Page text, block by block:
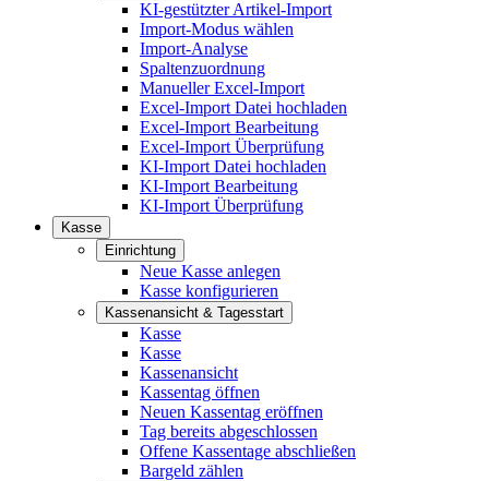
KI-gestützter Artikel-Import
Import-Modus wählen
Import-Analyse
Spaltenzuordnung
Manueller Excel-Import
Excel-Import Datei hochladen
Excel-Import Bearbeitung
Excel-Import Überprüfung
KI-Import Datei hochladen
KI-Import Bearbeitung
KI-Import Überprüfung
Kasse
Einrichtung
Neue Kasse anlegen
Kasse konfigurieren
Kassenansicht & Tagesstart
Kasse
Kasse
Kassenansicht
Kassentag öffnen
Neuen Kassentag eröffnen
Tag bereits abgeschlossen
Offene Kassentage abschließen
Bargeld zählen